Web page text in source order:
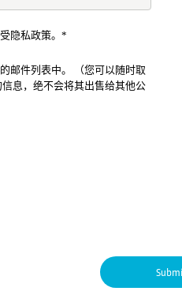
隐私政策。*
邮件列表中。 （您可以随时取
息，绝不会将其出售给其他公